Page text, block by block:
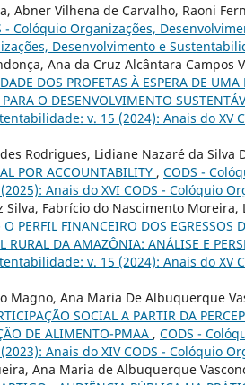
Abner Vilhena de Carvalho, Raoni
- Colóquio Organizações,
Desenvolvimento e
Ana da Cruz Alcântara Campos
DOS PROFETAS À ESPERA DE
O DESENVOLVIMENTO
v. 15 (2024): Anais do XV
Rodrigues, Lidiane Nazaré da Silva
POR ACCOUNTABILITY , CODS -
Anais do XVI CODS - Colóquio
Silva, Fabrício do Nascimento
PERFIL FINANCEIRO DOS EGRESSOS
RURAL DA AMAZÔNIA: ANÁLISE E
v. 15 (2024): Anais do XV
Magno, Ana Maria De Albuquerque
SOCIAL A PARTIR DA
DE ALIMENTO-PMAA , CODS -
Anais do XIV CODS - Colóquio
Ana Maria de Albuquerque